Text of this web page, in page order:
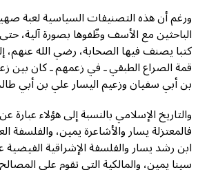
ورغم أن هذه التصنيفات السياسية لعبة
الباحثين مع الأسف وظّفوها بصورة آلية،
كتبا يصنف فيها الصحابة، رضي الله عنهم،
قمة الصراع الطبقي ـ في زعمهم ـ كان بين
بن أبي سفيان وزعيم اليسار علي بن أبي
والتاريخ الإسلامي بالنسبة إلى هؤلاء عبارة
فالمعتزلة يسار والأشاعرة يمين، والفلسفة
ابن رشد يسار والفلسفة الإشراقية الفيضية
سينا يمين، والمالكية التي تقوم على